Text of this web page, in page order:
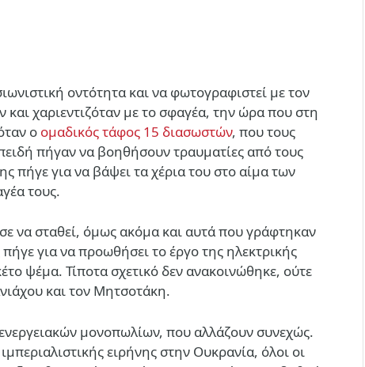
οντότητα και να φωτογραφιστεί με τον
χαριεντιζόταν με το σφαγέα, την ώρα που στη
ο ομαδικός τάφος 15 διασωστών, που τους
πήγαν να βοηθήσουν τραυματίες από τους
πήγε για να βάψει τα χέρια του στο αίμα των
τους.
να σταθεί, όμως ακόμα και αυτά που γράφτηκαν
για να προωθήσει το έργο της ηλεκτρικής
ψέμα. Τίποτα σχετικό δεν ανακοινώθηκε, ούτε
και τον Μητσοτάκη.
μονοπωλίων, που αλλάζουν συνεχώς.
ειρήνης στην Ουκρανία, όλοι οι